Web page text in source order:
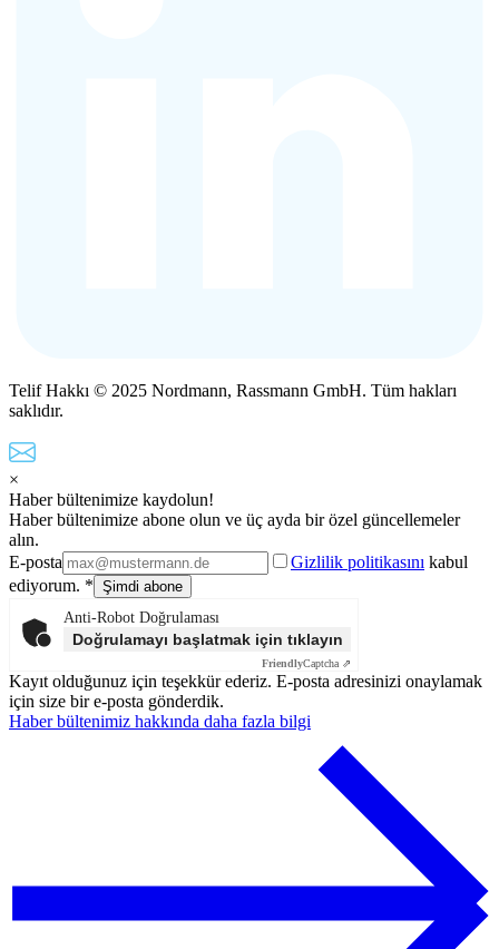
Telif Hakkı © 2025 Nordmann, Rassmann GmbH. Tüm hakları
saklıdır.
×
Haber bültenimize kaydolun!
Haber bültenimize abone olun ve üç ayda bir özel güncellemeler
alın.
E-posta
Gizlilik politikasını kabul
ediyorum. *
Anti-Robot Doğrulaması
Doğrulamayı başlatmak için tıklayın
FriendlyCaptcha ⇗
Kayıt olduğunuz için teşekkür ederiz. E-posta adresinizi onaylamak
için size bir e-posta gönderdik.
Haber bültenimiz hakkında daha fazla bilgi